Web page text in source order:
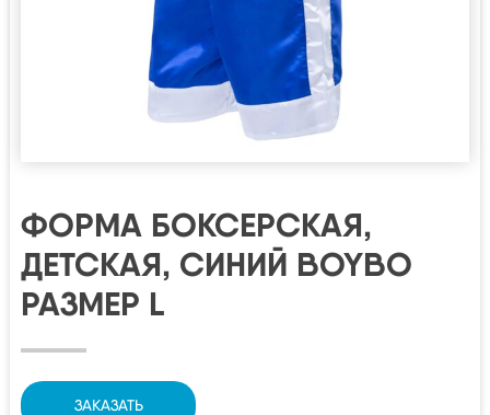
ФОРМА БОКСЕРСКАЯ,
ДЕТСКАЯ, СИНИЙ BOYBO
РАЗМЕР L
ЗАКАЗАТЬ